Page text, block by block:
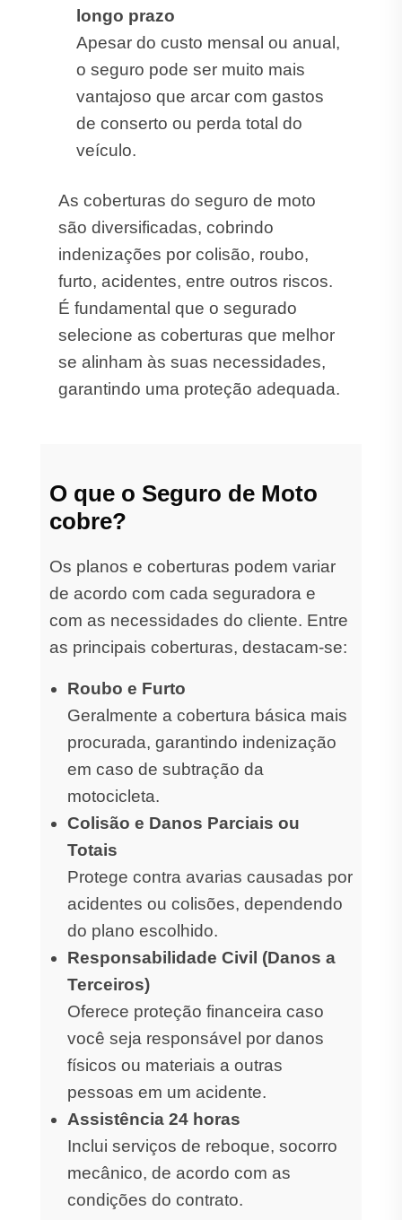
longo prazo
Apesar do custo mensal ou anual,
o seguro pode ser muito mais
vantajoso que arcar com gastos
de conserto ou perda total do
veículo.
As coberturas do seguro de moto
são diversificadas, cobrindo
indenizações por colisão, roubo,
furto, acidentes, entre outros riscos.
É fundamental que o segurado
selecione as coberturas que melhor
se alinham às suas necessidades,
garantindo uma proteção adequada.
O que o Seguro de Moto
cobre?
Os planos e coberturas podem variar
de acordo com cada seguradora e
com as necessidades do cliente. Entre
as principais coberturas, destacam-se:
Roubo e Furto
Geralmente a cobertura básica mais
procurada, garantindo indenização
em caso de subtração da
motocicleta.
Colisão e Danos Parciais ou
Totais
Protege contra avarias causadas por
acidentes ou colisões, dependendo
do plano escolhido.
Responsabilidade Civil (Danos a
Terceiros)
Oferece proteção financeira caso
você seja responsável por danos
físicos ou materiais a outras
pessoas em um acidente.
Assistência 24 horas
Inclui serviços de reboque, socorro
mecânico, de acordo com as
condições do contrato.